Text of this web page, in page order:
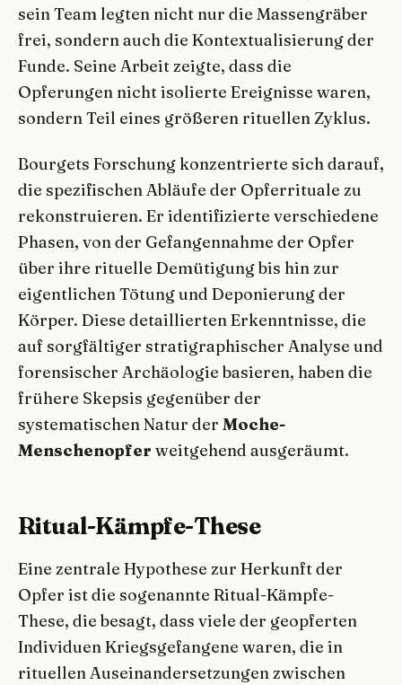
sein Team legten nicht nur die Massengräber
frei, sondern auch die Kontextualisierung der
Funde. Seine Arbeit zeigte, dass die
Opferungen nicht isolierte Ereignisse waren,
sondern Teil eines größeren rituellen Zyklus.
Bourgets Forschung konzentrierte sich darauf,
die spezifischen Abläufe der Opferrituale zu
rekonstruieren. Er identifizierte verschiedene
Phasen, von der Gefangennahme der Opfer
über ihre rituelle Demütigung bis hin zur
eigentlichen Tötung und Deponierung der
Körper. Diese detaillierten Erkenntnisse, die
auf sorgfältiger stratigraphischer Analyse und
forensischer Archäologie basieren, haben die
frühere Skepsis gegenüber der
systematischen Natur der Moche-
Menschenopfer weitgehend ausgeräumt.
Ritual-Kämpfe-These
Eine zentrale Hypothese zur Herkunft der
Opfer ist die sogenannte Ritual-Kämpfe-
These, die besagt, dass viele der geopferten
Individuen Kriegsgefangene waren, die in
rituellen Auseinandersetzungen zwischen